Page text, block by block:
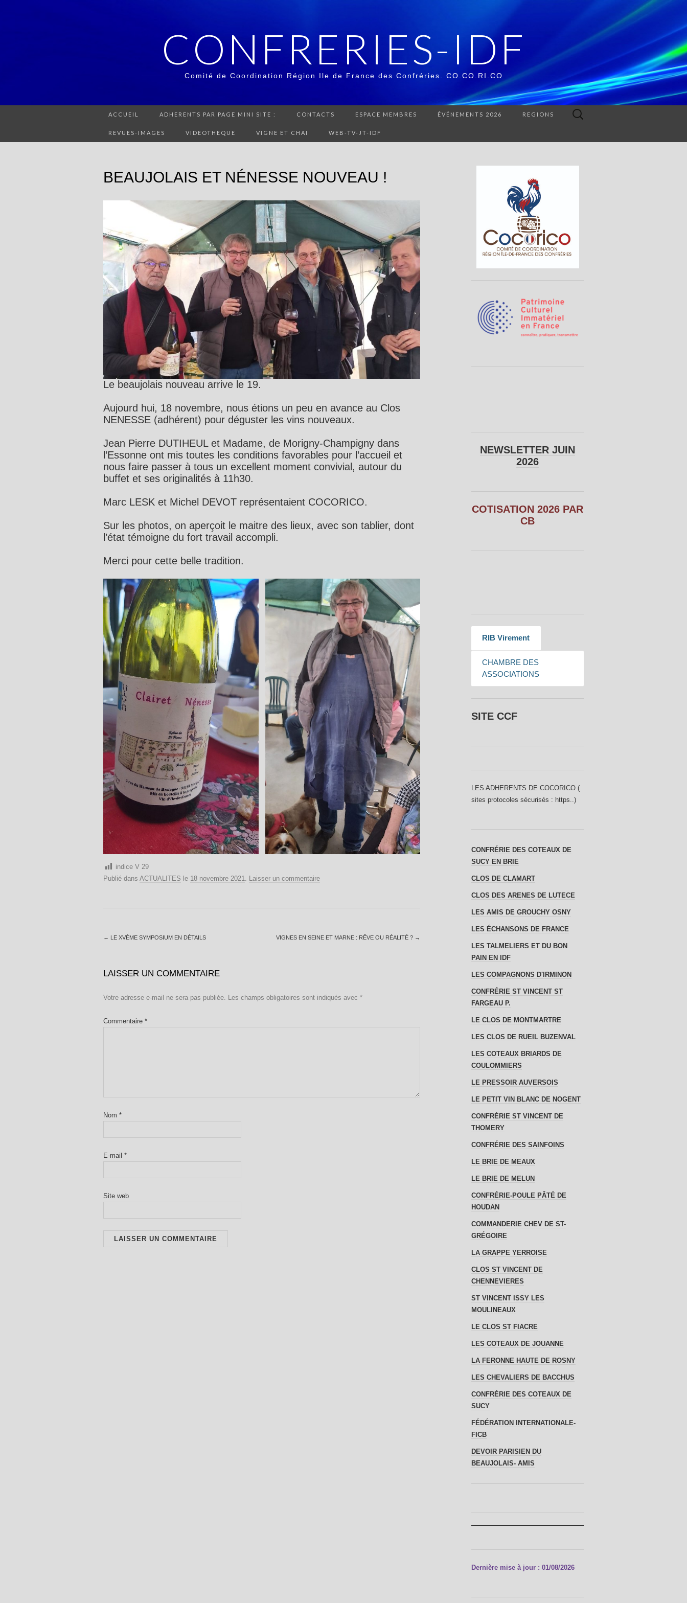
CONFRERIES-IDF
Comité de Coordination Région Ile de France des Confréries. CO.CO.RI.CO
ACCUEIL ADHERENTS PAR PAGE MINI SITE : CONTACTS ESPACE MEMBRES ÉVÉNEMENTS 2026 REGIONS
REVUES-IMAGES VIDEOTHEQUE VIGNE ET CHAI WEB-TV-JT-IDF
Rechercher :
BEAUJOLAIS ET NÉNESSE NOUVEAU !
Le beaujolais nouveau arrive le 19.
Aujourd hui, 18 novembre, nous étions un peu en avance au Clos
NENESSE (adhérent) pour déguster les vins nouveaux.
Jean Pierre DUTIHEUL et Madame, de Morigny-Champigny dans
l’Essonne ont mis toutes les conditions favorables pour l’accueil et
nous faire passer à tous un excellent moment convivial, autour du
buffet et ses originalités à 11h30.
Marc LESK et Michel DEVOT représentaient COCORICO.
Sur les photos, on aperçoit le maitre des lieux, avec son tablier, dont
l’état témoigne du fort travail accompli.
Merci pour cette belle tradition.
indice V 29
Publié dans ACTUALITES le 18 novembre 2021. Laisser un commentaire
← LE XVÈME SYMPOSIUM EN DÉTAILS VIGNES EN SEINE ET MARNE : RÊVE OU RÉALITÉ ? →
LAISSER UN COMMENTAIRE
Votre adresse e-mail ne sera pas publiée. Les champs obligatoires sont indiqués avec *
Commentaire *
Nom *
E-mail *
Site web
NEWSLETTER JUIN
2026
COTISATION 2026 PAR
CB
RIB Virement
CHAMBRE DES
ASSOCIATIONS
SITE CCF
LES ADHERENTS DE COCORICO (
sites protocoles sécurisés : https..)
CONFRÉRIE DES COTEAUX DE
SUCY EN BRIE
CLOS DE CLAMART
CLOS DES ARENES DE LUTECE
LES AMIS DE GROUCHY OSNY
LES ÉCHANSONS DE FRANCE
LES TALMELIERS ET DU BON
PAIN EN IDF
LES COMPAGNONS D'IRMINON
CONFRÉRIE ST VINCENT ST
FARGEAU P.
LE CLOS DE MONTMARTRE
LES CLOS DE RUEIL BUZENVAL
LES COTEAUX BRIARDS DE
COULOMMIERS
LE PRESSOIR AUVERSOIS
LE PETIT VIN BLANC DE NOGENT
CONFRÉRIE ST VINCENT DE
THOMERY
CONFRÉRIE DES SAINFOINS
LE BRIE DE MEAUX
LE BRIE DE MELUN
CONFRÉRIE-POULE PÂTÉ DE
HOUDAN
COMMANDERIE CHEV DE ST-
GRÉGOIRE
LA GRAPPE YERROISE
CLOS ST VINCENT DE
CHENNEVIERES
ST VINCENT ISSY LES
MOULINEAUX
LE CLOS ST FIACRE
LES COTEAUX DE JOUANNE
LA FERONNE HAUTE DE ROSNY
LES CHEVALIERS DE BACCHUS
CONFRÉRIE DES COTEAUX DE
SUCY
FÉDÉRATION INTERNATIONALE-
FICB
DEVOIR PARISIEN DU
BEAUJOLAIS- AMIS
Dernière mise à jour : 01/08/2026